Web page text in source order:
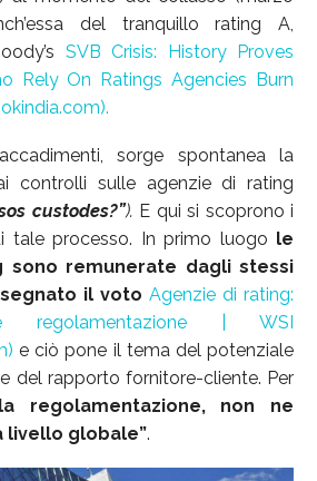
del tranquillo rating A,
SVB Crisis: History Proves
Rely On Ratings Agencies Burn
sorge spontanea la
controlli sulle agenzie di rating
custodes?”). E qui si scoprono i
tale processo. In primo luogo le
sono remunerate dagli stessi
il voto Agenzie di rating:
| WSI
e ciò pone il tema del potenziale
del rapporto fornitore-cliente. Per
regolamentazione, non ne
livello globale”.